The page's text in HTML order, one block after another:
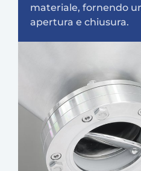
materiale, fornendo
apertura e chiusura.